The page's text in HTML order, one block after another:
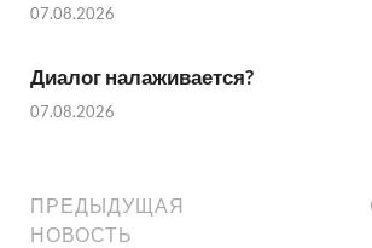
07.08.2026
Диалог налаживается?
07.08.2026
ПРЕДЫДУЩАЯ
НОВОСТЬ